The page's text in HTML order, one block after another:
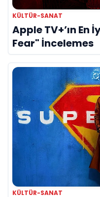
KÜLTÜR-SANAT
Apple TV+’ın En
Fear" İncelemes
KÜLTÜR-SANAT